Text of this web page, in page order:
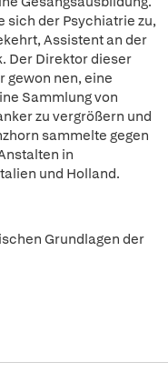
sich der Psychiatrie zu,
Assistent an der
Der Direktor dieser
gewon nen, eine
Sammlung von
zu vergrößern und
sammelte gegen
in
und Holland.
Grundlagen der